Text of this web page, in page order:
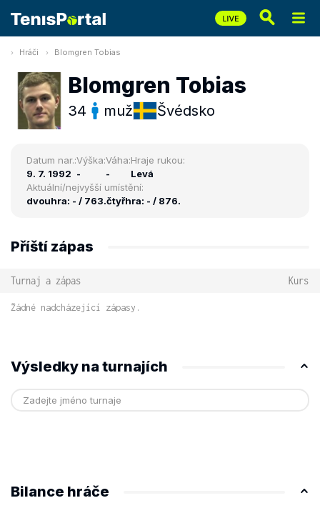
Hráči Blomgren Tobias
Blomgren Tobias
34 muž Švédsko
Datum nar.:
9. 7. 1992
Výška:
-
Váha:
-
Hraje rukou:
Levá
Aktuální/nejvyšší umístění:
dvouhra: - / 763.čtyřhra: - / 876.
Příští zápas
Turnaj a zápas Kurs
Žádné nadcházející zápasy.
Výsledky na turnajích
Bilance hráče